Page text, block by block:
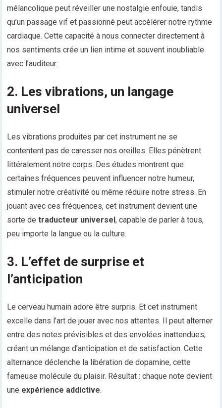
mélancolique peut réveiller une nostalgie enfouie, tandis
qu’un passage vif et passionné peut accélérer notre rythme
cardiaque. Cette capacité à nous connecter directement à
nos sentiments crée un lien intime et souvent inoubliable
avec l’auditeur.
2. Les vibrations, un langage
universel
Les vibrations produites par cet instrument ne se
contentent pas de caresser nos oreilles. Elles pénètrent
littéralement notre corps. Des études montrent que
certaines fréquences peuvent influencer notre humeur,
stimuler notre créativité ou même réduire notre stress. En
jouant avec ces fréquences, cet instrument devient une
sorte detraducteur universel, capable de parler à tous,
peu importe la langue ou la culture.
3. L’effet de surprise et
l’anticipation
Le cerveau humain adore être surpris. Et cet instrument
excelle dans l’art de jouer avec nos attentes. Il peut alterner
entre des notes prévisibles et des envolées inattendues,
créant un mélange d’anticipation et de satisfaction. Cette
alternance déclenche la libération de dopamine, cette
fameuse molécule du plaisir. Résultat : chaque note devient
une expérience addictive.